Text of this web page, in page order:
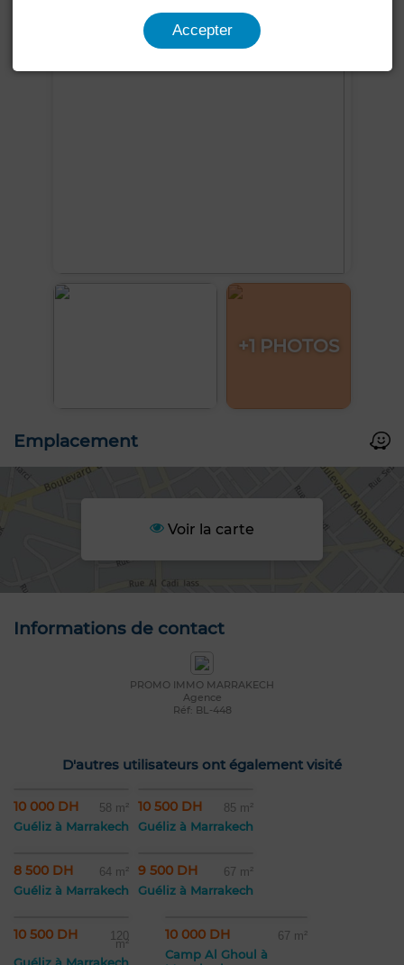
Voir plus de photos
+1 PHOTOS
Emplacement
Voir la carte
Informations de contact
PROMO IMMO MARRAKECH
Agence
Réf: BL-448
D'autres utilisateurs ont également visité
10 000 DH 58 m²
Guéliz à Marrakech
10 500 DH 85 m²
Guéliz à Marrakech
8 500 DH 64 m²
Guéliz à Marrakech
9 500 DH 67 m²
Guéliz à Marrakech
10 500 DH 120
m²
10 000 DH 67 m²
Camp Al Ghoul à
Accepter